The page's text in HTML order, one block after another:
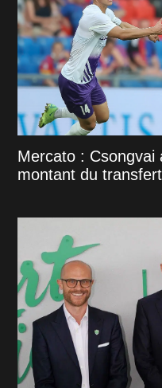
Mercato : Csongvai
montant du